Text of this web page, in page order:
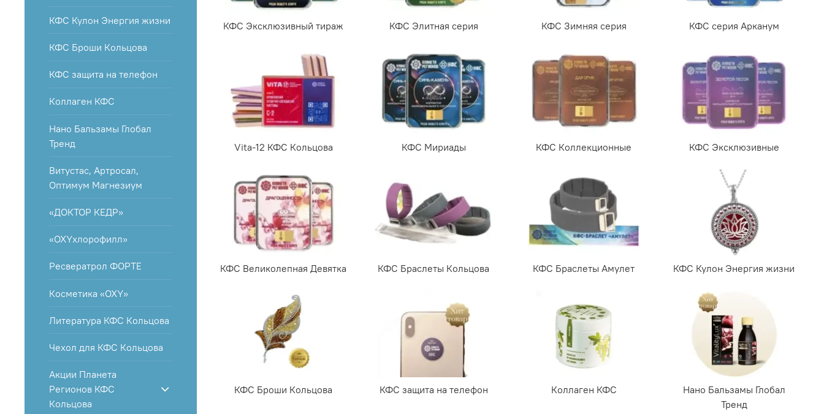
КФС Эксклюзивный тираж КФС Элитная серия КФС Зимняя серия КФС серия Арканум
Vita-12 КФС Кольцова КФС Мириады КФС Коллекционные КФС Эксклюзивные
КФС Великолепная Девятка КФС Браслеты Кольцова КФС Браслеты Амулет КФС Кулон Энергия жизни
КФС Броши Кольцова КФС защита на телефон Коллаген КФС
Нано Бальзамы Глобал
Тренд
КФС Кулон Энергия жизни
КФС Броши Кольцова
КФС защита на телефон
Коллаген КФС
Нано Бальзамы Глобал
Тренд
Витустас, Артросал,
Оптимум Магнезиум
«ДОКТОР КЕДР»
«OXYхлорофилл»
Ресвератрол ФОРТЕ
Косметика «OXY»
Литература КФС Кольцова
Чехол для КФС Кольцова
Акции Планета
Регионов КФС
Кольцова